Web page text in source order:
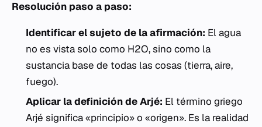
Resolución paso a paso:
Identificar el sujeto de la afirmación: El agua
no es vista solo como H2O, sino como la
sustancia base de todas las cosas (tierra, aire,
fuego).
Aplicar la definición deArjé: El término griego
Arjé significa «principio» o «origen». Es la realidad